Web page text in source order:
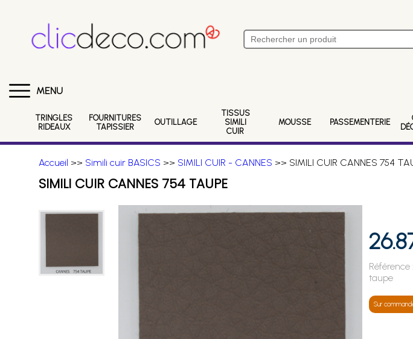
MENU
TRINGLES
RIDEAUX
FOURNITURES
TAPISSIER
OUTILLAGE
TISSUS
SIMILI
CUIR
MOUSSE PASSEMENTERIE
Accueil >> Simili cuir BASICS >> SIMILI CUIR - CANNES >> SIMILI CUIR CANNES 754
SIMILI CUIR CANNES 754 TAUPE
Référence :
taupe
Sur